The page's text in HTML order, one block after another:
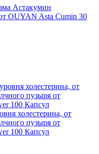
Астакумин
OUYAN Asta Cumin 30
холестерина, от
пузыря от
100 Капсул